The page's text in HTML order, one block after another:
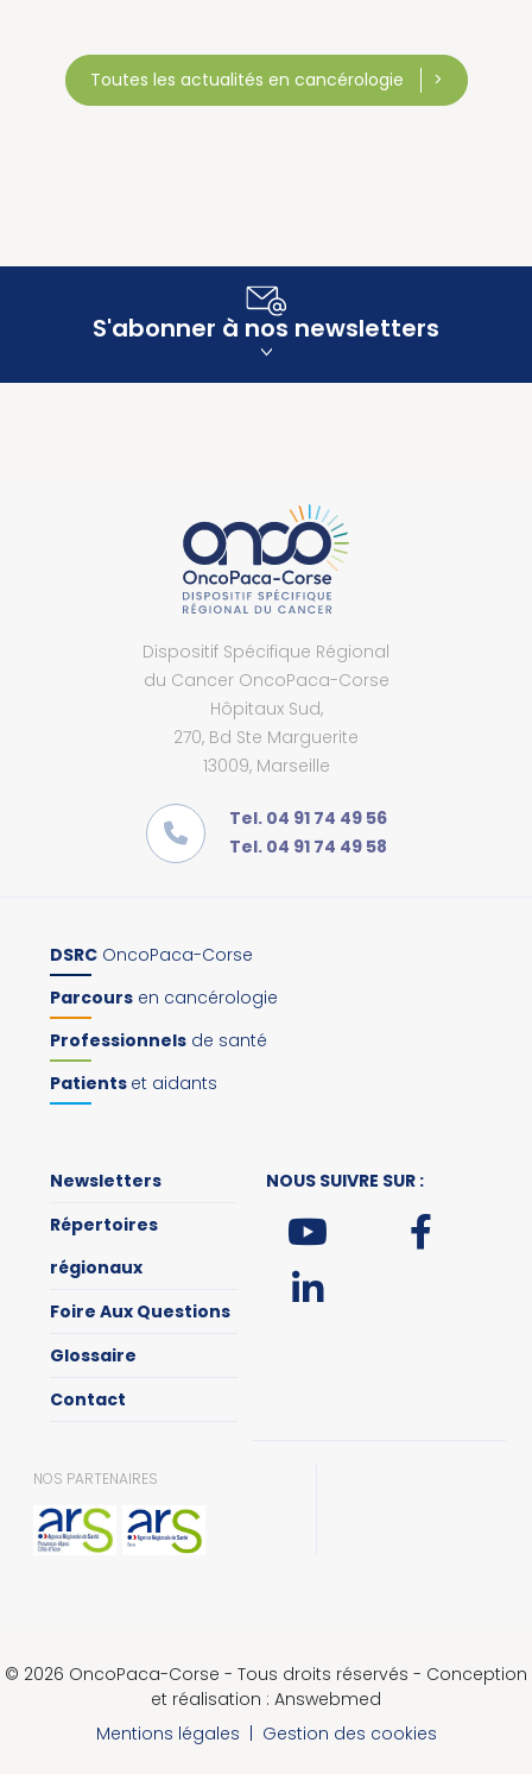
Toutes les actualités en cancérologie
S'abonner à nos newsletters
Dispositif Spécifique Régional
du Cancer OncoPaca-Corse
Hôpitaux Sud,
270, Bd Ste Marguerite
13009, Marseille
Tel. 04 91 74 49 56
Tel. 04 91 74 49 58
DSRC OncoPaca-Corse
Parcours en cancérologie
Professionnels de santé
Patients et aidants
Newsletters
Répertoires
régionaux
Foire Aux Questions
Glossaire
Contact
NOUS SUIVRE SUR :
NOS PARTENAIRES
© 2026 OncoPaca-Corse - Tous droits réservés - Conception
et réalisation : Answebmed
Mentions légales | Gestion des cookies